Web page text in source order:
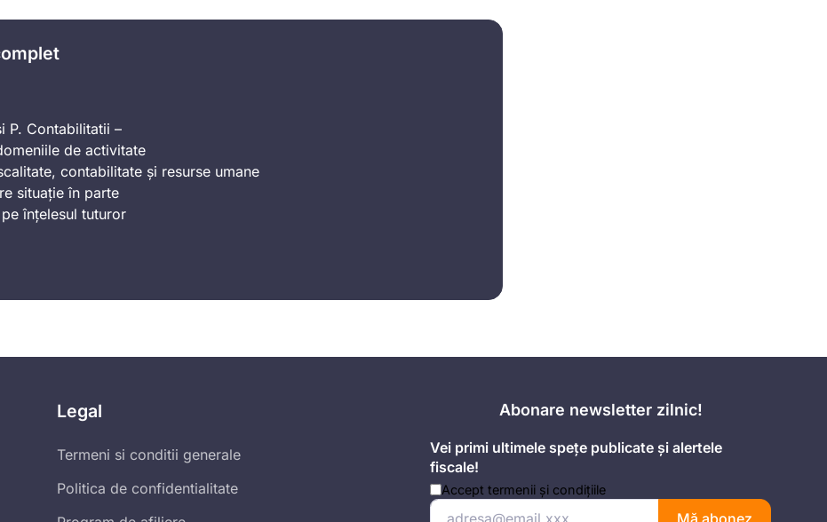
P. Contabilitatii –
de activitate
contabilitate și resurse umane
situație în parte
înțelesul tuturor
Legal
Termeni si conditii generale
Politica de confidentialitate
Abonare newsletter zilnic!
Vei primi ultimele spețe publicate și alertele
fiscale!
Accept termenii și condițiile